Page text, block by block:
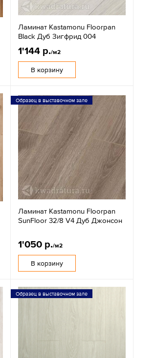
Ламинат Kastamonu Floorpan
Black Дуб Зигфрид 004
1'144 р./м2
В корзину
Образец в выставочном зале
Ламинат Kastamonu Floorpan
SunFloor 32/8 V4 Дуб Джонсон
1'050 р./м2
В корзину
Образец в выставочном зале